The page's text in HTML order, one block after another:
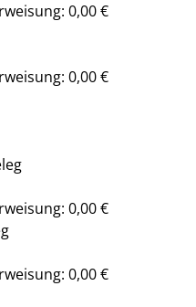
0,00 €
0,00 €
0,00 €
0,00 €